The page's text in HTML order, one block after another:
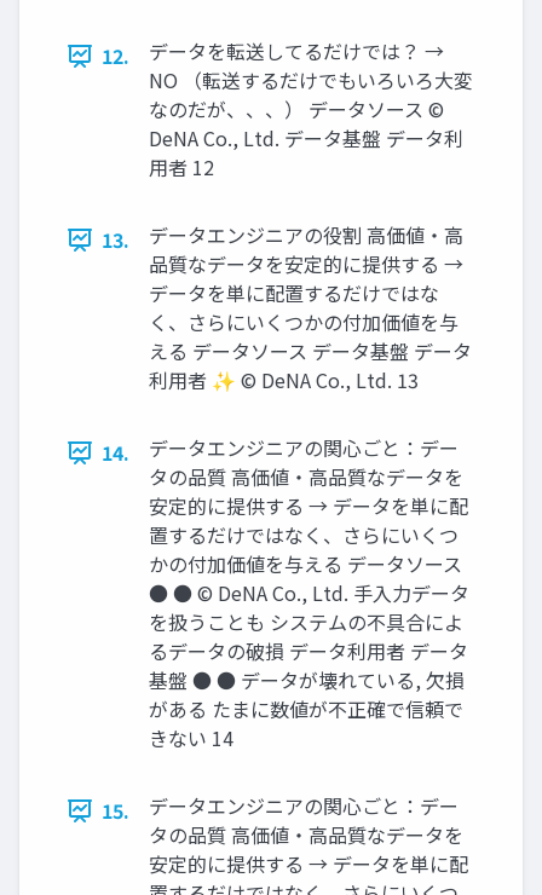
12.
データを転送してるだけでは？ →
NO （転送するだけでもいろいろ⼤変
なのだが、、、） データソース ©
DeNA Co., Ltd. データ基盤 データ利
⽤者 12
13.
データエンジニアの役割 ⾼価値‧⾼
品質なデータを安定的に提供する →
データを単に配置するだけではな
く、さらにいくつかの付加価値を与
える データソース データ基盤 データ
利⽤者 ✨ © DeNA Co., Ltd. 13
14.
データエンジニアの関⼼ごと：デー
タの品質 ⾼価値‧⾼品質なデータを
安定的に提供する → データを単に配
置するだけではなく、さらにいくつ
かの付加価値を与える データソース
● ● © DeNA Co., Ltd. ⼿⼊⼒データ
を扱うことも システムの不具合によ
るデータの破損 データ利⽤者 データ
基盤 ● ● データが壊れている, ⽋損
がある たまに数値が不正確で信頼で
きない 14
15.
データエンジニアの関⼼ごと：デー
タの品質 ⾼価値‧⾼品質なデータを
安定的に提供する → データを単に配